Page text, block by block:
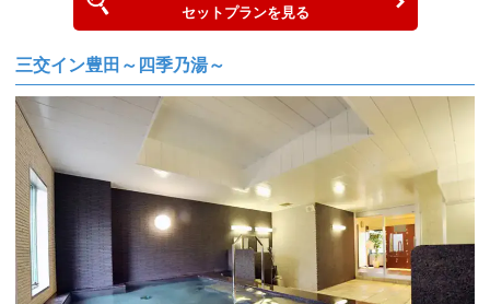
セットプランを見る
三交イン豊田～四季乃湯～